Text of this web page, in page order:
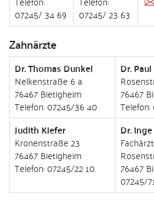
07245/ 34 69
07245/ 23 63
Zahnärzte
Dr. Thomas Dunkel
Nelkenstraße 6 a
76467 Bietigheim
Telefon: 07245/36 40
Dr.
76467
Telefon:
Judith Kiefer
Kronenstraße 23
76467 Bietigheim
Telefon: 07245/22 10
Dr.
76467
07245/